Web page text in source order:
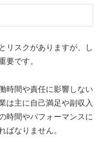
リスクがありますが、し
要です。
時間や責任に影響しない
は主に自己満足や副収入
時間やパフォーマンスに
ばなりません。